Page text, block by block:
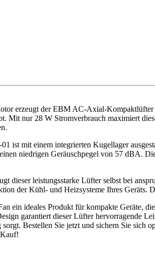
erzeugt der EBM AC-Axial-
Mit nur 28 W Stromverbrauch maximiert
mit einem integrierten Kugellager
niedrigen Geräuschpegel von 57 dBA.
dieser leistungsstarke Lüfter selbst bei
der Kühl- und Heizsysteme Ihres
ein ideales Produkt für kompakte Geräte,
garantiert dieser Lüfter hervorragende
Bestellen Sie jetzt und sichern Sie sich